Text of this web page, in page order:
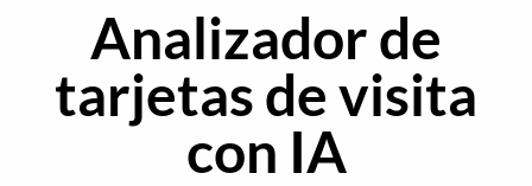
Analizador de
tarjetas de visita
con IA